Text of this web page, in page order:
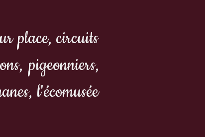
place, circuits
pigeonniers,
l'écomusée